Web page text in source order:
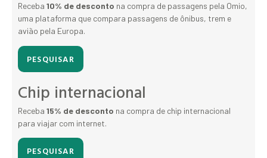
Receba 10% de desconto na compra de passagens pela Omio,
uma plataforma que compara passagens de ônibus, trem e
avião pela Europa.
PESQUISAR
Chip internacional
Receba 15% de desconto na compra de chip internacional
para viajar com internet.
PESQUISAR